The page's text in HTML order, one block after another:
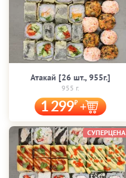
Атакай [26 шт., 955г.]
955 г.
1 299
СУПЕРЦЕНА